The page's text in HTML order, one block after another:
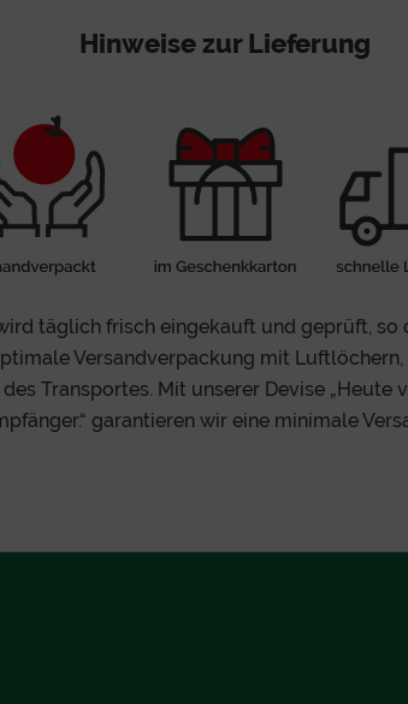
Hinweise zur Lieferung
täglich frisch eingekauft und geprüft, so
Versandverpackung mit
Transportes. Mit unserer Devise
garantieren wir eine minimale